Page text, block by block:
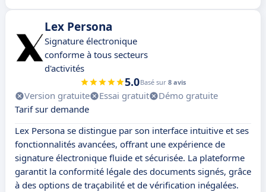
Lex Persona
Signature électronique
conforme à tous secteurs
d'activités
5.0Basé sur 8 avis
Version gratuite Essai gratuit
Démo gratuite
Tarif sur demande
Lex Persona se distingue par son interface intuitive et ses
fonctionnalités avancées, offrant une expérience de
signature électronique fluide et sécurisée. La plateforme
garantit la conformité légale des documents signés, grâce
à des options de traçabilité et de vérification inégalées.